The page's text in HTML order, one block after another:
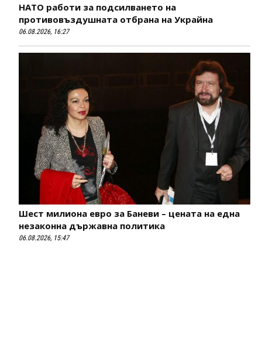
НАТО работи за подсилването на
противовъздушната отбрана на Украйна
06.08.2026, 16:27
Шест милиона евро за Баневи – цената на една
незаконна държавна политика
06.08.2026, 15:47